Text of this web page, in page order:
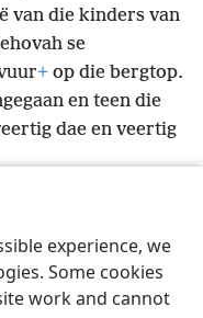
experience, we
Some cookies
work and cannot
van die kinders van
se
+ op die bergtop.
en teen die
dae en veertig
Voorkeure
Society of Pennsylvania